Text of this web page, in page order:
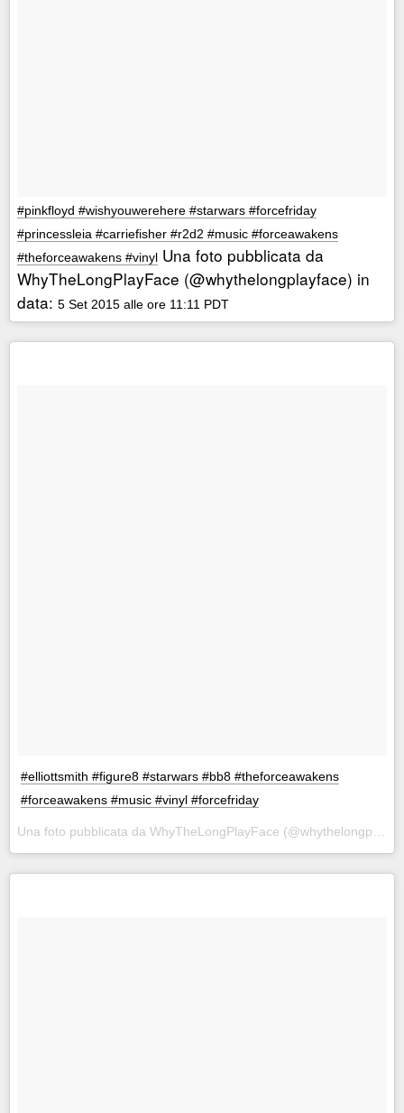
#pinkfloyd #wishyouwerehere #starwars #forcefriday
#princessleia #carriefisher #r2d2 #music #forceawakens
#theforceawakens #vinyl Una foto pubblicata da
WhyTheLongPlayFace (@whythelongplayface) in
data: 5 Set 2015 alle ore 11:11 PDT
#elliottsmith #figure8 #starwars #bb8 #theforceawakens
#forceawakens #music #vinyl #forcefriday